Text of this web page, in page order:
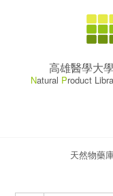
高雄醫學大
Natural Product
天然物藥